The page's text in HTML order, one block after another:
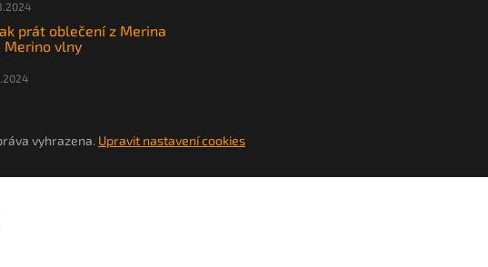
prát oblečení z Merina
Merino vlny
vyhrazena. Upravit nastavení cookies